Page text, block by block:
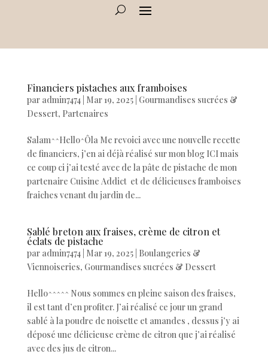
Financiers pistaches aux framboises
par admin7474| Mar 19, 2025| Gourmandises sucrées &
Dessert, Partenaires
Salam^^Hello^Ôla Me revoici avec une nouvelle recette
de financiers, j’en ai déjà réalisé sur mon blog ICI mais
ce coup ci j’ai testé avec de la pâte de pistache de mon
partenaire Cuisine Addict et de délicieuses framboises
fraiches venant du jardin de...
Sablé breton aux fraises, crème de citron et
éclats de pistache
par admin7474| Mar 19, 2025| Boulangeries &
Viennoiseries, Gourmandises sucrées & Dessert
Hello^^^^^ Nous sommes en pleine saison des fraises,
il est tant d’en profiter. J’ai réalisé ce jour un grand
sablé à la poudre de noisette et amandes , dessus j’y ai
déposé une délicieuse crème de citron que j’ai réalisé
avec des jus de citron...